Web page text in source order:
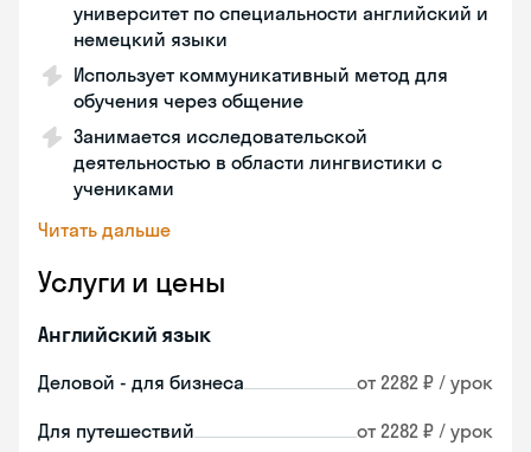
университет по специальности английский и
немецкий языки
Использует коммуникативный метод для
обучения через общение
Занимается исследовательской
деятельностью в области лингвистики с
учениками
Читать дальше
Услуги и цены
Английский язык
Деловой - для бизнеса от 2282 ₽ / урок
Для путешествий от 2282 ₽ / урок